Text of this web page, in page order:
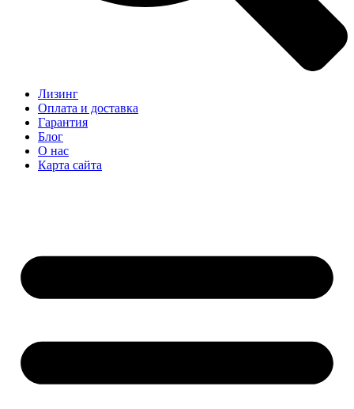
Лизинг
Оплата и доставка
Гарантия
Блог
О нас
Карта сайта